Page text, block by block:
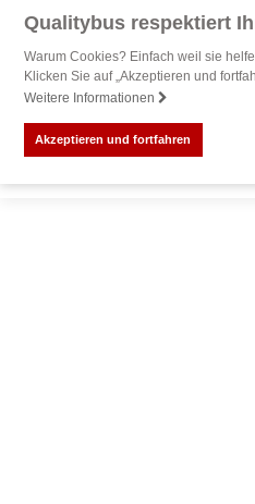
Qualitybus respektiert
Warum Cookies? Einfach weil sie
Klicken Sie auf „Akzeptieren und
Weitere Informationen
Akzeptieren und fortfahren